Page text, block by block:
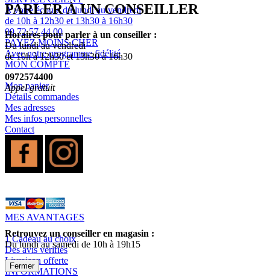
A votre écoute du lundi au vendredi
de 10h à 12h30 et 13h30 à 16h30
09 72 57 44 00
PAYEZ MOINS CHER
Avec notre programme fidélité
MON COMPTE
Mon panier
Détails commandes
Mes adresses
Mes infos personnelles
Contact
MES AVANTAGES
1 Cadeau au choix
Des avis vérifiés
Livraison offerte
INFORMATIONS
PARLER À UN CONSEILLER
Horaires pour parler à un conseiller :
Du lundi au vendredi
de 10h à 12h30 et 13h30 à 16h30
0972574400
Appel gratuit
Retrouvez un conseiller en magasin :
Du lundi au samedi de 10h à 19h15
Fermer